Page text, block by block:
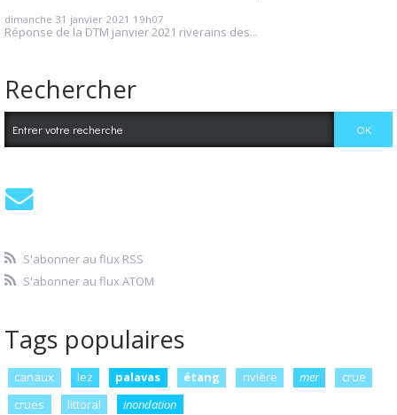
dimanche 31 janvier 2021 19h07
Réponse de la DTM janvier 2021 riverains des...
Rechercher
S'abonner au flux RSS
S'abonner au flux ATOM
Tags populaires
canaux lez palavas étang rivière mer
crue
crues
littoral inondation